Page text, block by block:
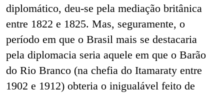
diplomático, deu-se pela mediação britânica
entre 1822 e 1825. Mas, seguramente, o
período em que o Brasil mais se destacaria
pela diplomacia seria aquele em que o Barão
do Rio Branco (na chefia do Itamaraty entre
1902 e 1912) obteria o inigualável feito de